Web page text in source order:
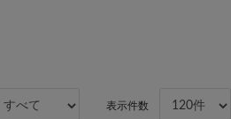
表示件数